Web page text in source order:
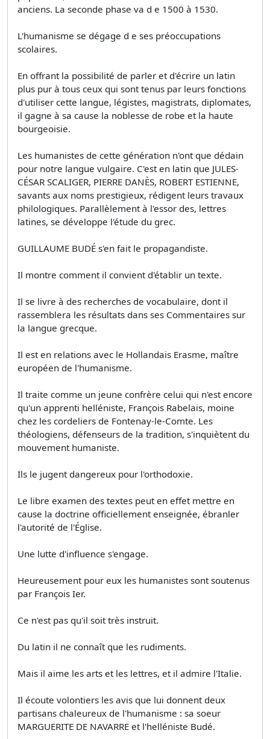
anciens. La seconde phase va d e 1500 à 1530.
L'humanisme se dégage d e ses préoccupations
scolaires.
En offrant la possibilité de parler et d'écrire un latin
plus pur à tous ceux qui sont tenus par leurs fonctions
d'utiliser cette langue, légistes, magistrats, diplomates,
il gagne à sa cause la noblesse de robe et la haute
bourgeoisie.
Les humanistes de cette génération n'ont que dédain
pour notre langue vulgaire. C'est en latin que JULES-
CÉSAR SCALIGER, PIERRE DANÈS, ROBERT ESTIENNE,
savants aux noms prestigieux, rédigent leurs travaux
philologiques. Parallèlement à l'essor des, lettres
latines, se développe l'étude du grec.
GUILLAUME BUDÉ s'en fait le propagandiste.
Il montre comment il convient d'établir un texte.
Il se livre à des recherches de vocabulaire, dont il
rassemblera les résultats dans ses Commentaires sur
la langue grecque.
Il est en relations avec le Hollandais Erasme, maître
européen de l'humanisme.
Il traite comme un jeune confrère celui qui n'est encore
qu'un apprenti helléniste, François Rabelais, moine
chez les cordeliers de Fontenay-le-Comte. Les
théologiens, défenseurs de la tradition, s'inquiètent du
mouvement humaniste.
Ils le jugent dangereux pour l'orthodoxie.
Le libre examen des textes peut en effet mettre en
cause la doctrine officiellement enseignée, ébranler
l'autorité de l'Église.
Une lutte d'influence s'engage.
Heureusement pour eux les humanistes sont soutenus
par François Ier.
Ce n'est pas qu'il soit très instruit.
Du latin il ne connaît que les rudiments.
Mais il aime les arts et les lettres, et il admire l'Italie.
Il écoute volontiers les avis que lui donnent deux
partisans chaleureux de l'humanisme : sa soeur
MARGUERITE DE NAVARRE et l'helléniste Budé.